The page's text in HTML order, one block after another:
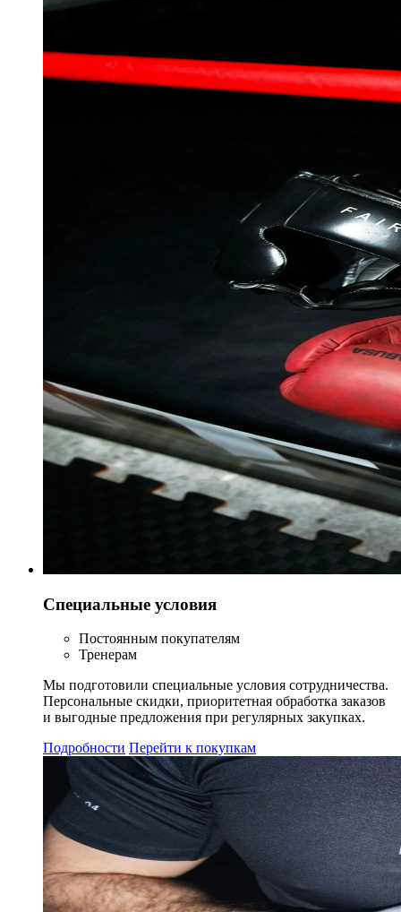
Специальные условия
Постоянным покупателям
Тренерам
Мы подготовили специальные условия сотрудничества.
Персональные скидки, приоритетная обработка заказов
и выгодные предложения при регулярных закупках.
Подробности Перейти к покупкам